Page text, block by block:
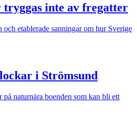
tryggas inte av fregatter
etablerade sanningar om hur Sverige
i Strömsund
på naturnära boenden som kan bli ett